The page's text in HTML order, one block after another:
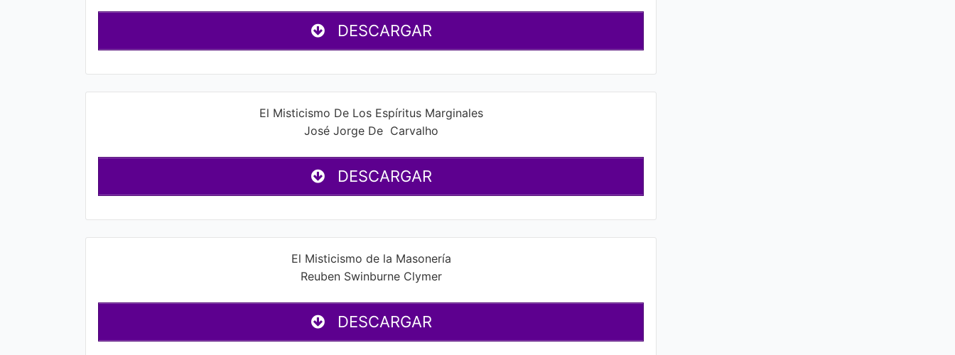
DESCARGAR
El Misticismo De Los Espíritus Marginales
José Jorge De Carvalho
DESCARGAR
El Misticismo de la Masonería
Reuben Swinburne Clymer
DESCARGAR